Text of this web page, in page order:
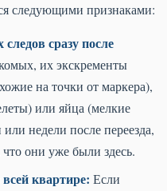
следующими признаками:
сразу после
их экскременты
на точки от маркера),
или яйца (мелкие
недели после переезда,
они уже были здесь.
квартире: Если